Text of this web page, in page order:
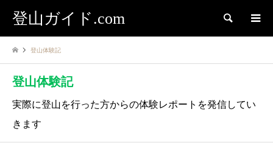
登山ガイド.com 検索
登山体験記
登山体験記
実際に登山を行った方からの体験レポートを発信してい
きます